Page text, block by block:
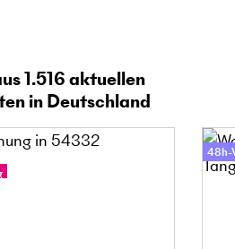
1.516aktuellen
in Deutschland
48h-